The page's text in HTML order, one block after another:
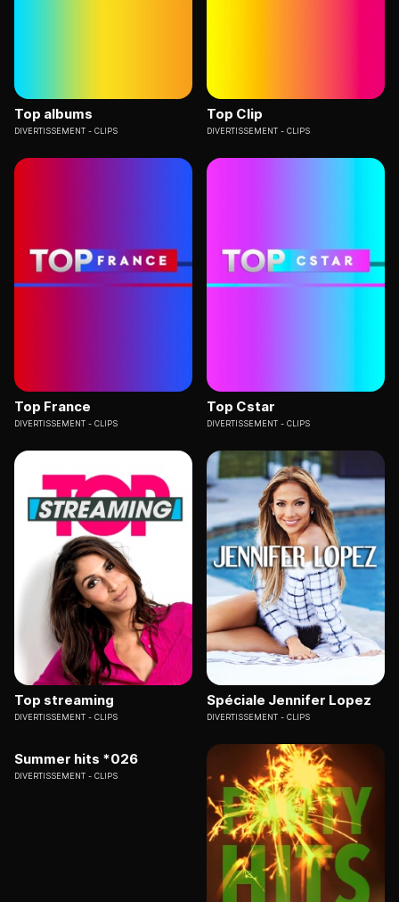
Top albums
DIVERTISSEMENT CLIPS
Top Clip
DIVERTISSEMENT CLIPS
Top France
DIVERTISSEMENT CLIPS
Top Cstar
DIVERTISSEMENT CLIPS
Top streaming
DIVERTISSEMENT CLIPS
Spéciale Jennifer Lopez
DIVERTISSEMENT CLIPS
Summer hits *026
DIVERTISSEMENT CLIPS